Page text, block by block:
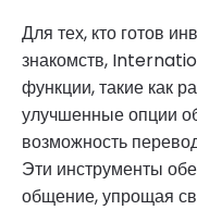
Для тех, кто готов
знакомств,
функции, такие как
улучшенные опции
возможность
Эти инструменты
общение, упрощая